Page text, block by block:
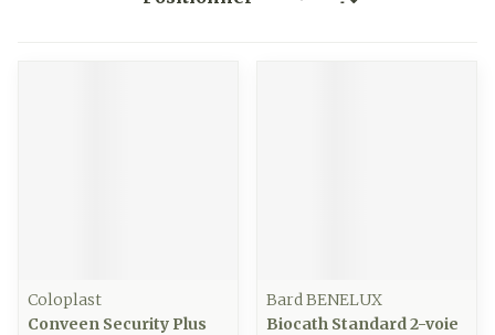
Trier par:
Coloplast
Conveen Security Plus
Bard BENELUX
Biocath Standard 2-voie